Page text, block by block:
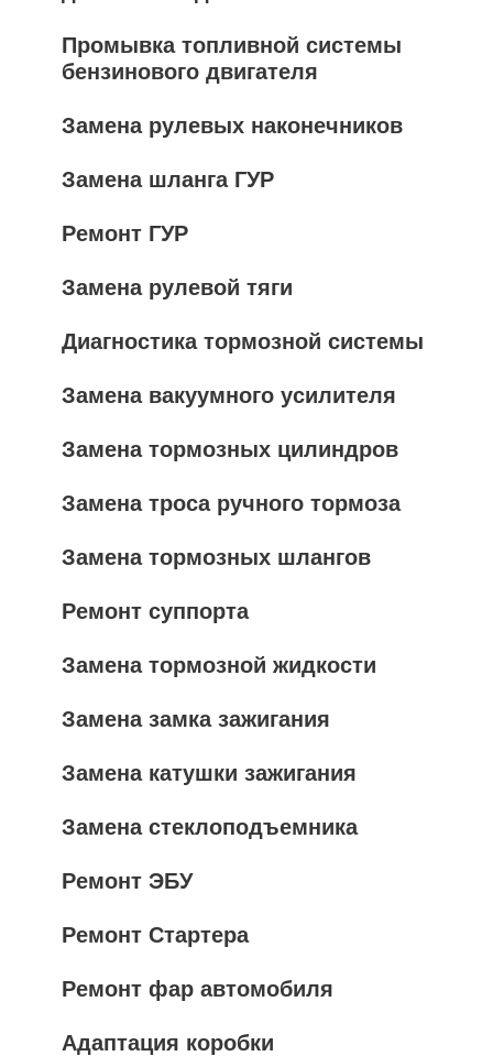
Промывка топливной системы
бензинового двигателя
Замена рулевых наконечников
Замена шланга ГУР
Ремонт ГУР
Замена рулевой тяги
Диагностика тормозной системы
Замена вакуумного усилителя
Замена тормозных цилиндров
Замена троса ручного тормоза
Замена тормозных шлангов
Ремонт суппорта
Замена тормозной жидкости
Замена замка зажигания
Замена катушки зажигания
Замена стеклоподъемника
Ремонт ЭБУ
Ремонт Стартера
Ремонт фар автомобиля
Адаптация коробки